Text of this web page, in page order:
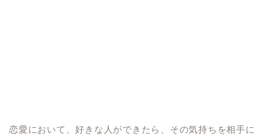
恋愛において、好きな人ができたら、その気持ちを相手に